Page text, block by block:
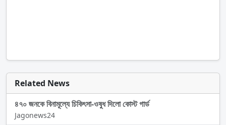
Related News
৪৭০ জনকে বিনামূল্যে চিকিৎসা-ওষুধ দিলো কোস্ট গার্ড
Jagonews24